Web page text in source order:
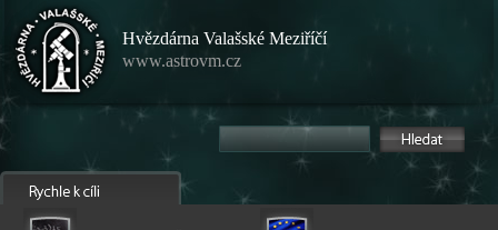
Hvězdárna Valašské Meziříčí
www.astrovm.cz